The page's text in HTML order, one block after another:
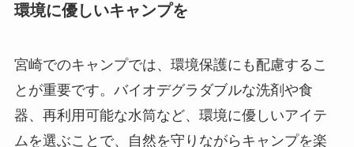
環境に優しいキャンプを
宮崎でのキャンプでは、環境保護にも配慮するこ
とが重要です。バイオデグラダブルな洗剤や食
器、再利用可能な水筒など、環境に優しいアイテ
ムを選ぶことで、自然を守りながらキャンプを楽